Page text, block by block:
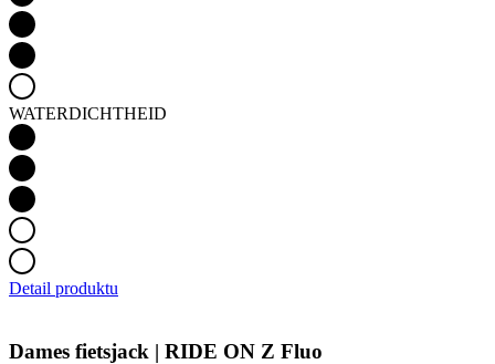
WATERDICHTHEID
Detail produktu
Dames fietsjack | RIDE ON Z Fluo